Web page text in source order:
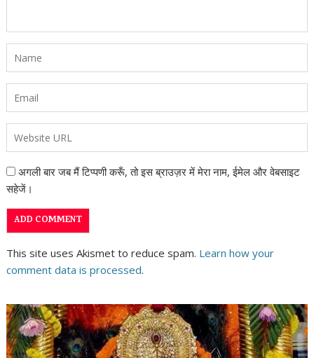
अगली बार जब मैं टिप्पणी करूँ, तो इस ब्राउज़र में मेरा नाम, ईमेल और वेबसाइट
सहेजें।
This site uses Akismet to reduce spam. Learn how your
comment data is processed.